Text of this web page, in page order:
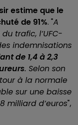
estime que le
de 91%. "A
trafic, l’UFC-
indemnisations
de 1,4 à 2,3
. Selon son
à la normale
sur une baisse
milliard d’euros",